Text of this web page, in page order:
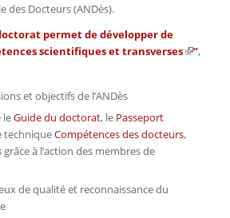
des Docteurs (ANDès).
permet de développer de
scientifiques et transverses
”,
et objectifs de l’ANDès
leGuide du doctorat, le Passeport
techniqueCompétences des docteurs,
à l’action des membres de
de qualité et reconnaissance du